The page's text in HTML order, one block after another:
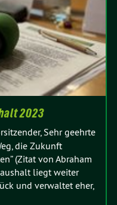
2023
Sehr geehrte
die Zukunft
(Zitat von Abraham
liegt weiter
und verwaltet eher,